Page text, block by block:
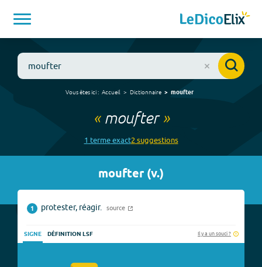
Vous êtes ici : Accueil Dictionnaire moufter
« moufter»
1 termeexact2 suggestions
moufter(v.)
1 protester, réagir. source
SIGNE DÉFINITION LSF Il y a un souci ?